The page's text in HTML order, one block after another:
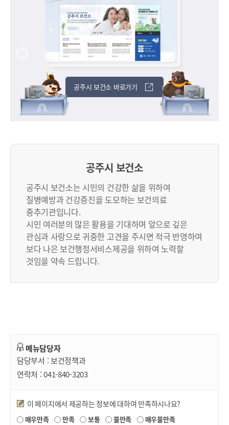
공주시 보건소 바로가기
공주시 보건소
공주시 보건소는 시민의 건강한 삶을 위하여
질병예방과 건강증진을 도모하는 보건의료
중추기관입니다.
시민 여러분의 많은 활용을 기대하며 앞으로 깊은
관심과 사랑으로 귀중한 고견을 주시면 적극 반영하여
보다 나은 보건행정서비스제공을 위하여 노력할
것임을 약속 드립니다.
메뉴담당자
담당부서 : 보건정책과
연락처 :041-840-3203
만족도조사
이 페이지에서 제공하는 정보에 대하여 만족하시나요?
매우만족 만족 보통 불만족 매우불만족